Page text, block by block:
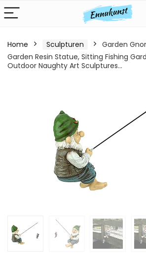
Home Sculpturen
Garden
Garden Resin Statue, Sitting Fishing
Outdoor Naughty Art Sculptures…